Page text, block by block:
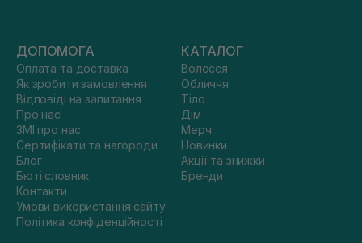
ДОПОМОГА
Оплата та доставка
Як зробити замовлення
Відповіді на запитання
Про нас
ЗМІ про нас
Сертифікати та нагороди
Блог
Бюті словник
Контакти
Умови використання сайту
Політика конфіденційності
КАТАЛОГ
Волосся
Обличчя
Тіло
Дім
Мерч
Новинки
Акції та знижки
Бренди